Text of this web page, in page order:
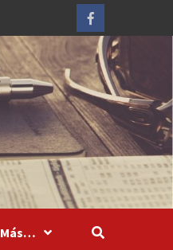
Facebook
Más…